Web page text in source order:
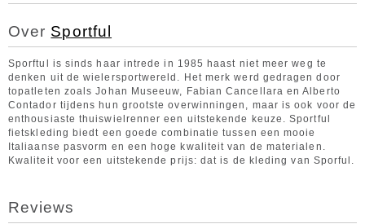
Over Sportful
Sporftul is sinds haar intrede in 1985 haast niet meer weg te
denken uit de wielersportwereld. Het merk werd gedragen door
topatleten zoals Johan Museeuw, Fabian Cancellara en Alberto
Contador tijdens hun grootste overwinningen, maar is ook voor de
enthousiaste thuiswielrenner een uitstekende keuze. Sportful
fietskleding biedt een goede combinatie tussen een mooie
Italiaanse pasvorm en een hoge kwaliteit van de materialen.
Kwaliteit voor een uitstekende prijs: dat is de kleding van Sporful.
Reviews